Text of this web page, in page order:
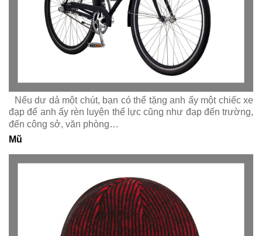
Nếu dư dả một chút, bạn có thể tặng anh ấy một chiếc xe
đạp để anh ấy rèn luyện thể lực cũng như đạp đến trường,
đến công sở, văn phòng…
Mũ